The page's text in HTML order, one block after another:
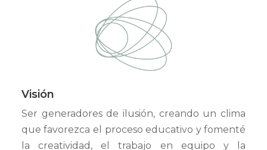
Visión
Ser generadores de ilusión, creando un clima
que favorezca el proceso educativo y fomenté
la creatividad, el trabajo en equipo y la